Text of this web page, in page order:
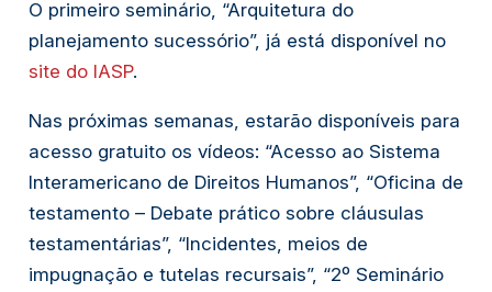
O primeiro seminário, “Arquitetura do
planejamento sucessório”, já está disponível no
site do IASP.
Nas próximas semanas, estarão disponíveis para
acesso gratuito os vídeos: “Acesso ao Sistema
Interamericano de Direitos Humanos”, “Oficina de
testamento – Debate prático sobre cláusulas
testamentárias”, “Incidentes, meios de
impugnação e tutelas recursais”, “2º Seminário